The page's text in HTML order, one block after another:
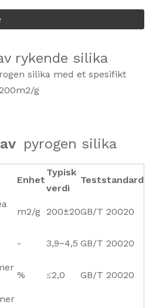
rykende silika
silika med et spesifikt
g
pyrogen silika
Enhet
Typisk
verdi
Teststandard
m2/g 200±20GB/T 20020
- 3,9~4,5 GB/T 20020
% ≤2,0 GB/T 20020